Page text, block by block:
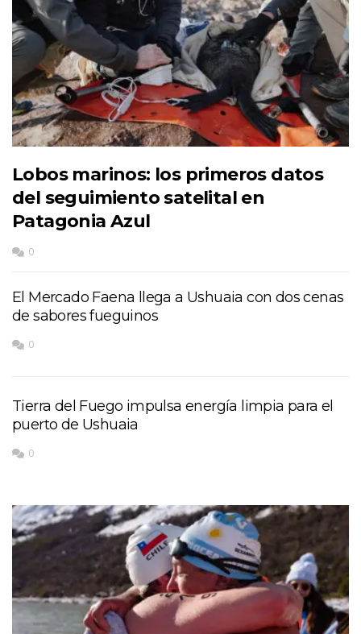
Lobos marinos: los primeros datos
del seguimiento satelital en
Patagonia Azul
0
El Mercado Faena llega a Ushuaia con dos cenas
de sabores fueguinos
0
Tierra del Fuego impulsa energía limpia para el
puerto de Ushuaia
0